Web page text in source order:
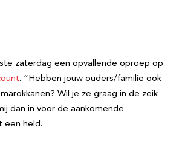
zaterdag een opvallende oproep op
. “Hebben jouw ouders/familie ook
Wil je ze graag in de zeik
dan in voor de aankomende
een held.